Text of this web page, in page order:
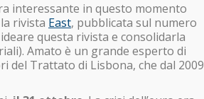
interessante in questo momento
rivista East, pubblicata sul numero
questa rivista e consolidarla
Amato è un grande esperto di
del Trattato di Lisbona, che dal 2009